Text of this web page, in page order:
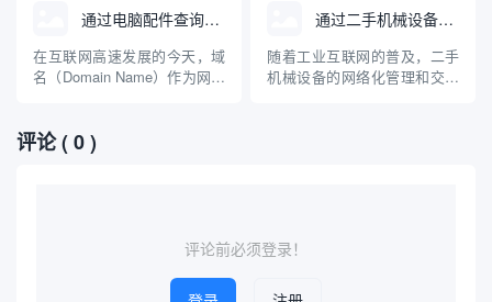
并分析了这些域名的类型、内
容特点及其在行业中的作用。
文章还对影响吊车价格的关键
因素进行了简要科普，帮助有
人不仅可以高效寻找外包合作
方，还能降低沟通成本，提高
图纸质量和交付效率。本文将
科普如何通过域名有效查询苏
通过电脑配件查询域名
在互联网高速发展的今天，域
名（Domain Name）作为网站
可以“通过电脑配件查询域
名”，实际上，电脑配件本身与
通过二手机械设备查询域名
随着工业互联网的普及，二手
机械设备的网络化管理和交易
性、原...
评论( 0 )
评论前必须登录！